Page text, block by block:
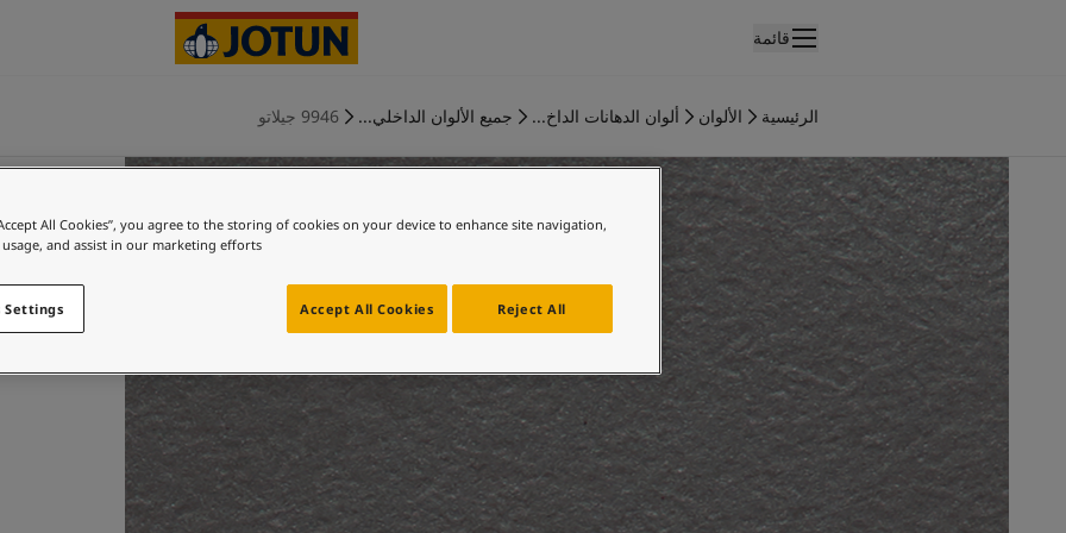
قائمة
منتجات الدهان الخارجي
جميع المنتجات الخارجية
ألوان الدهانات الداخلية
جميع ألوان الديكور الداخلي
ألوان الدهانات الخارجية
جميع الألوان الخارجية
مجموعة الألوان
Colour tools
عينات ألوان جوتن
إلهام ألوان الدهان الداخلي
إلهام ألوان الدهان الخارجي
الرئيسية الألوان ألوان الدهانات الداخ... جميع الألوان الداخلي... 9946 جيلاتو
All Cookies”, you agree to the storing of cookies on your device to enhance site navigation,
usage, and assist in our marketing efforts.
Reject All
Accept All Cookies
Settings